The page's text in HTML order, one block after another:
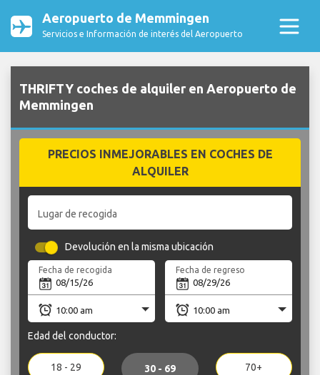
Aeropuerto de Memmingen
Servicios e Información de interés del Aeropuerto
THRIFTY coches de alquiler en Aeropuerto de
Memmingen
PRECIOS INMEJORABLES EN COCHES DE
ALQUILER
Lugar de recogida
Devolución en la misma ubicación
Fecha de recogida Fecha de regreso
Edad del conductor:
18 - 29 30 - 69 70+